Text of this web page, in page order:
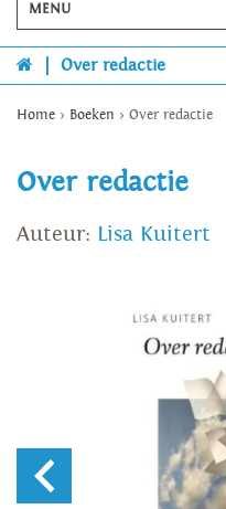
MENU
Over redactie
Home > Boeken > Over redactie
Over redactie
Auteur: Lisa Kuitert